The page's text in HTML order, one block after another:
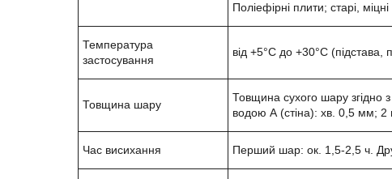
Поліефірні плити; старі,
Температура
застосування
від +5°С до +30°С (підстава,
Товщина шару
Товщина сухого шару згідно
водою А (стіна): хв. 0,5 мм;
Час висихання Перший шар: ок. 1,5-2,5 ч.